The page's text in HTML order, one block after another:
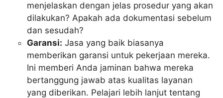
menjelaskan dengan jelas prosedur yang akan
dilakukan? Apakah ada dokumentasi sebelum
dan sesudah?
Garansi: Jasa yang baik biasanya
memberikan garansi untuk pekerjaan mereka.
Ini memberi Anda jaminan bahwa mereka
bertanggung jawab atas kualitas layanan
yang diberikan. Pelajari lebih lanjut tentang